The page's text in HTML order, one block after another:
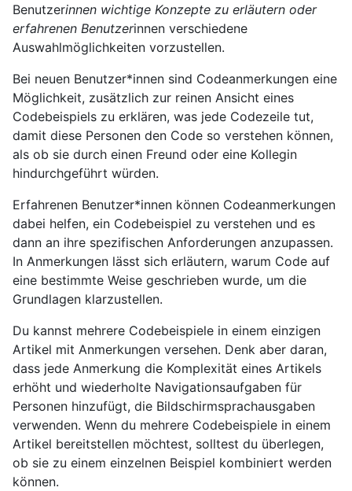
Benutzerinnen wichtige Konzepte zu erläutern oder
erfahrenen Benutzerinnen verschiedene
Auswahlmöglichkeiten vorzustellen.
Bei neuen Benutzer*innen sind Codeanmerkungen eine
Möglichkeit, zusätzlich zur reinen Ansicht eines
Codebeispiels zu erklären, was jede Codezeile tut,
damit diese Personen den Code so verstehen können,
als ob sie durch einen Freund oder eine Kollegin
hindurchgeführt würden.
Erfahrenen Benutzer*innen können Codeanmerkungen
dabei helfen, ein Codebeispiel zu verstehen und es
dann an ihre spezifischen Anforderungen anzupassen.
In Anmerkungen lässt sich erläutern, warum Code auf
eine bestimmte Weise geschrieben wurde, um die
Grundlagen klarzustellen.
Du kannst mehrere Codebeispiele in einem einzigen
Artikel mit Anmerkungen versehen. Denk aber daran,
dass jede Anmerkung die Komplexität eines Artikels
erhöht und wiederholte Navigationsaufgaben für
Personen hinzufügt, die Bildschirmsprachausgaben
verwenden. Wenn du mehrere Codebeispiele in einem
Artikel bereitstellen möchtest, solltest du überlegen,
ob sie zu einem einzelnen Beispiel kombiniert werden
können.